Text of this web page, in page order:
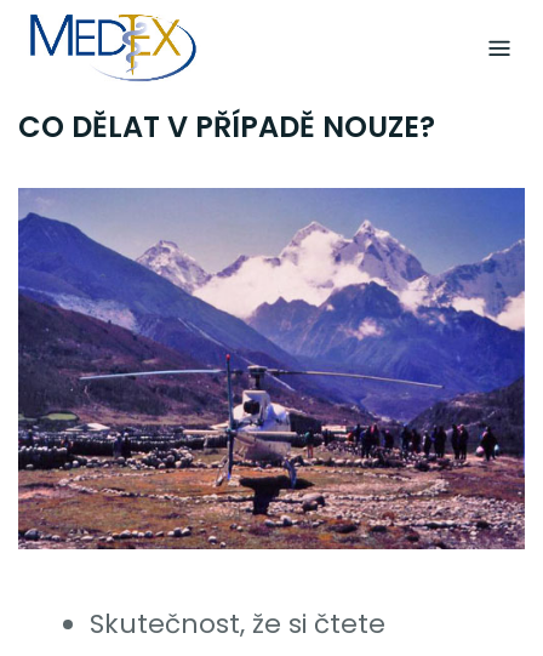
Skip
CO DĚLAT V PŘÍPADĚ NOUZE?
Skutečnost, že si čtete